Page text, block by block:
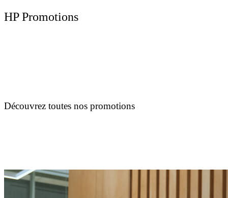
HP Promotions
Découvrez toutes nos promotions